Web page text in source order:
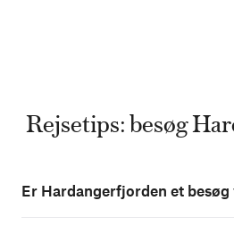
Rejsetips: besøg
Er Hardangerfjorden et